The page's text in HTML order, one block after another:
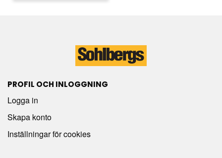
PROFIL OCH INLOGGNING
Logga in
Skapa konto
Inställningar för cookies